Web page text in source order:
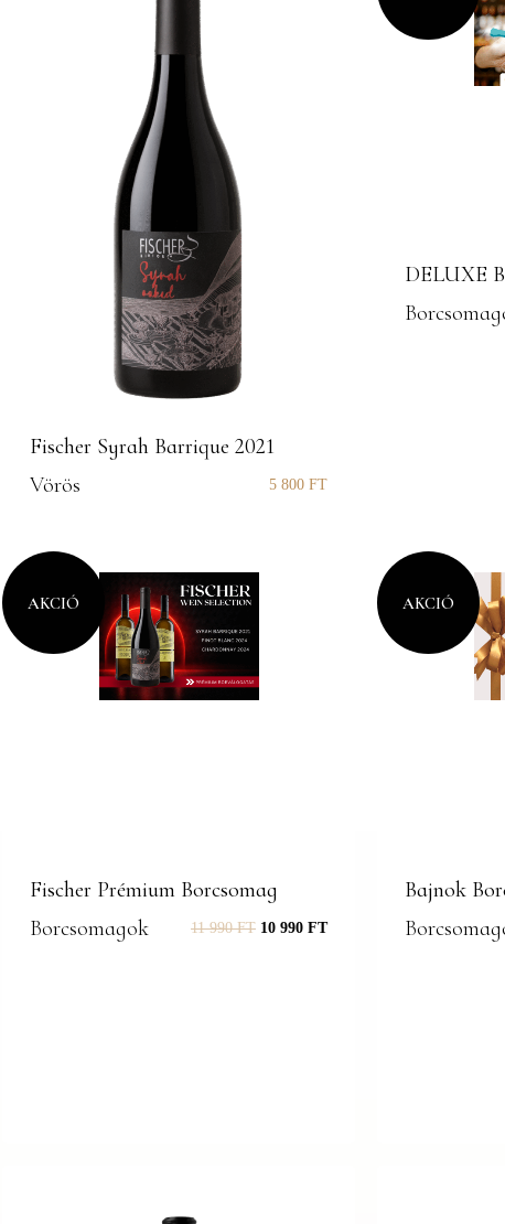
Fischer Syrah Barrique 2021
Vörös
5 800 FT
DELUXE
Fischer Prémium Borcsomag
Borcsomagok
11 990FT 10 990 FT
AKCIÓ
Bajnok
AKCIÓ